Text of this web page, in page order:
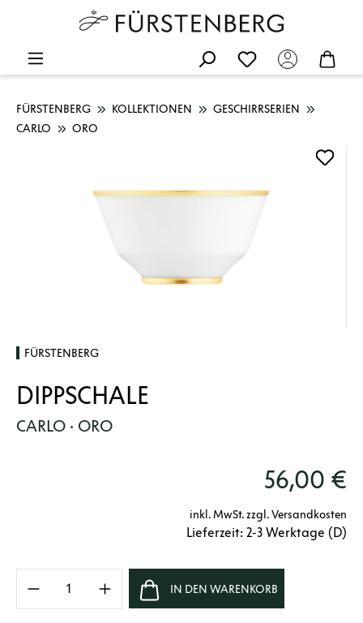
FÜRSTENBERG KOLLEKTIONEN
GESCHIRRSERIEN
CARLO
ORO
FÜRSTENBERG
DIPPSCHALE
CARLO · ORO
56,00 €
inkl. MwSt. zzgl. Versandkosten
Lieferzeit: 2-3 Werktage (D)
Produkt Anzahl: Gib den gewünschten
IN DEN WARENKORB